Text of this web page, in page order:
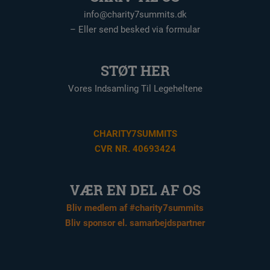
info@charity7summits.dk
– Eller send besked via formular
STØT HER
Vores Indsamling Til Legeheltene
CHARITY7SUMMITS
CVR NR. 40693424
VÆR EN DEL AF OS
Bliv medlem af #charity7summits
Bliv sponsor el. samarbejdspartner